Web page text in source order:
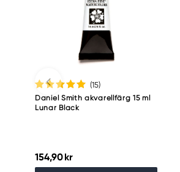
(15)
Daniel Smith akvarellfärg 15 ml
Lunar Black
154,90 kr